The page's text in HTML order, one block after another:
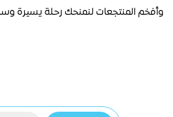
وأفخم المنتجعات لنمنحك رحلة يسيرة